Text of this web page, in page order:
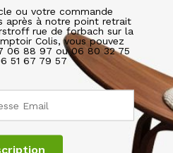
Quick View
ou votre commande
après à notre point retrait
rue de forbach sur la
Colis, vous pouvez
06 88 97 ou 06 80 32 75
51 67 79 57